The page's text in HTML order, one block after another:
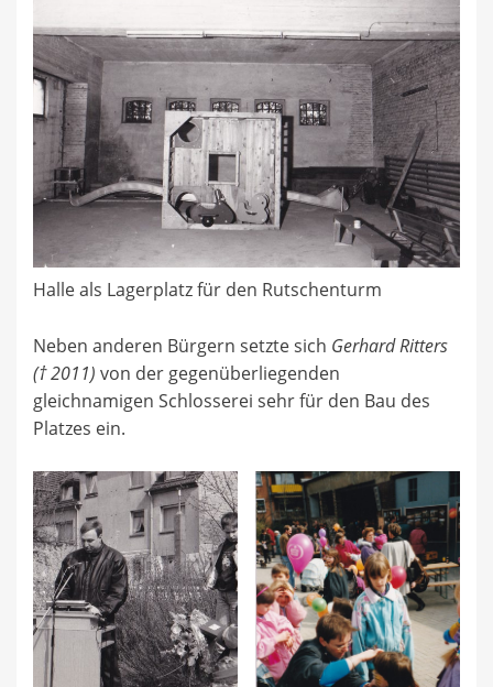
Halle als Lagerplatz für den Rutschenturm
Neben anderen Bürgern setzte sich Gerhard Ritters
(† 2011) von der gegenüberliegenden
gleichnamigen Schlosserei sehr für den Bau des
Platzes ein.